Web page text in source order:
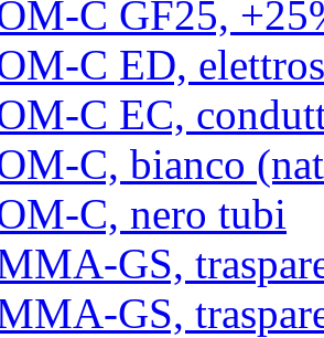
C GF25,
C ED,
C EC,
C, bianco
C, nero tubi
GS,
GS,